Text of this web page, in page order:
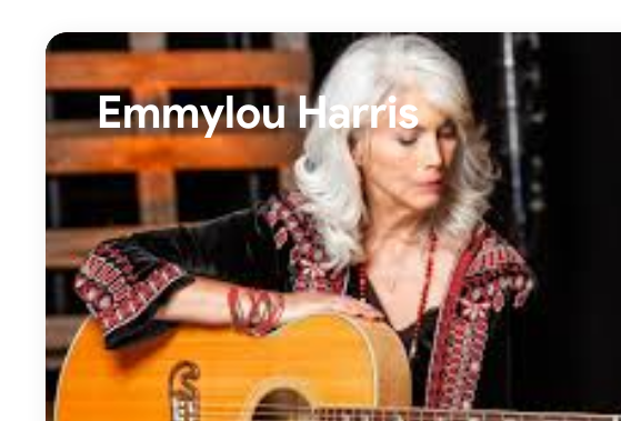
Emmylou Harris